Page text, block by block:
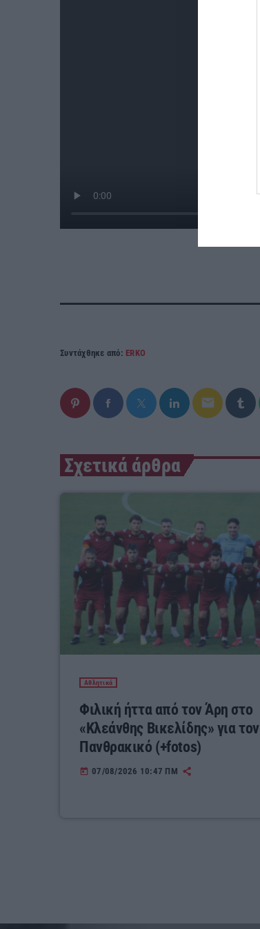
Συντάχθηκε από: ERKO
email
Σχετικά άρθρα
Αθλητικά
Φιλική ήττα από τον Άρη στο
«Κλεάνθης Βικελίδης» για τον
Πανθρακικό (+fotos)
today 07/08/2026 10:47 ΠΜ